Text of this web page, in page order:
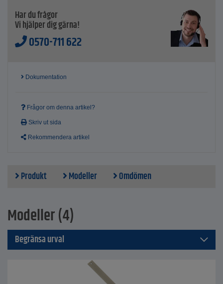
Har du frågor
Vi hjälper dig gärna!
0570-711 622
Dokumentation
Frågor om denna artikel?
Skriv ut sida
Rekommendera artikel
Produkt Modeller Omdömen
Modeller (4)
Begränsa urval